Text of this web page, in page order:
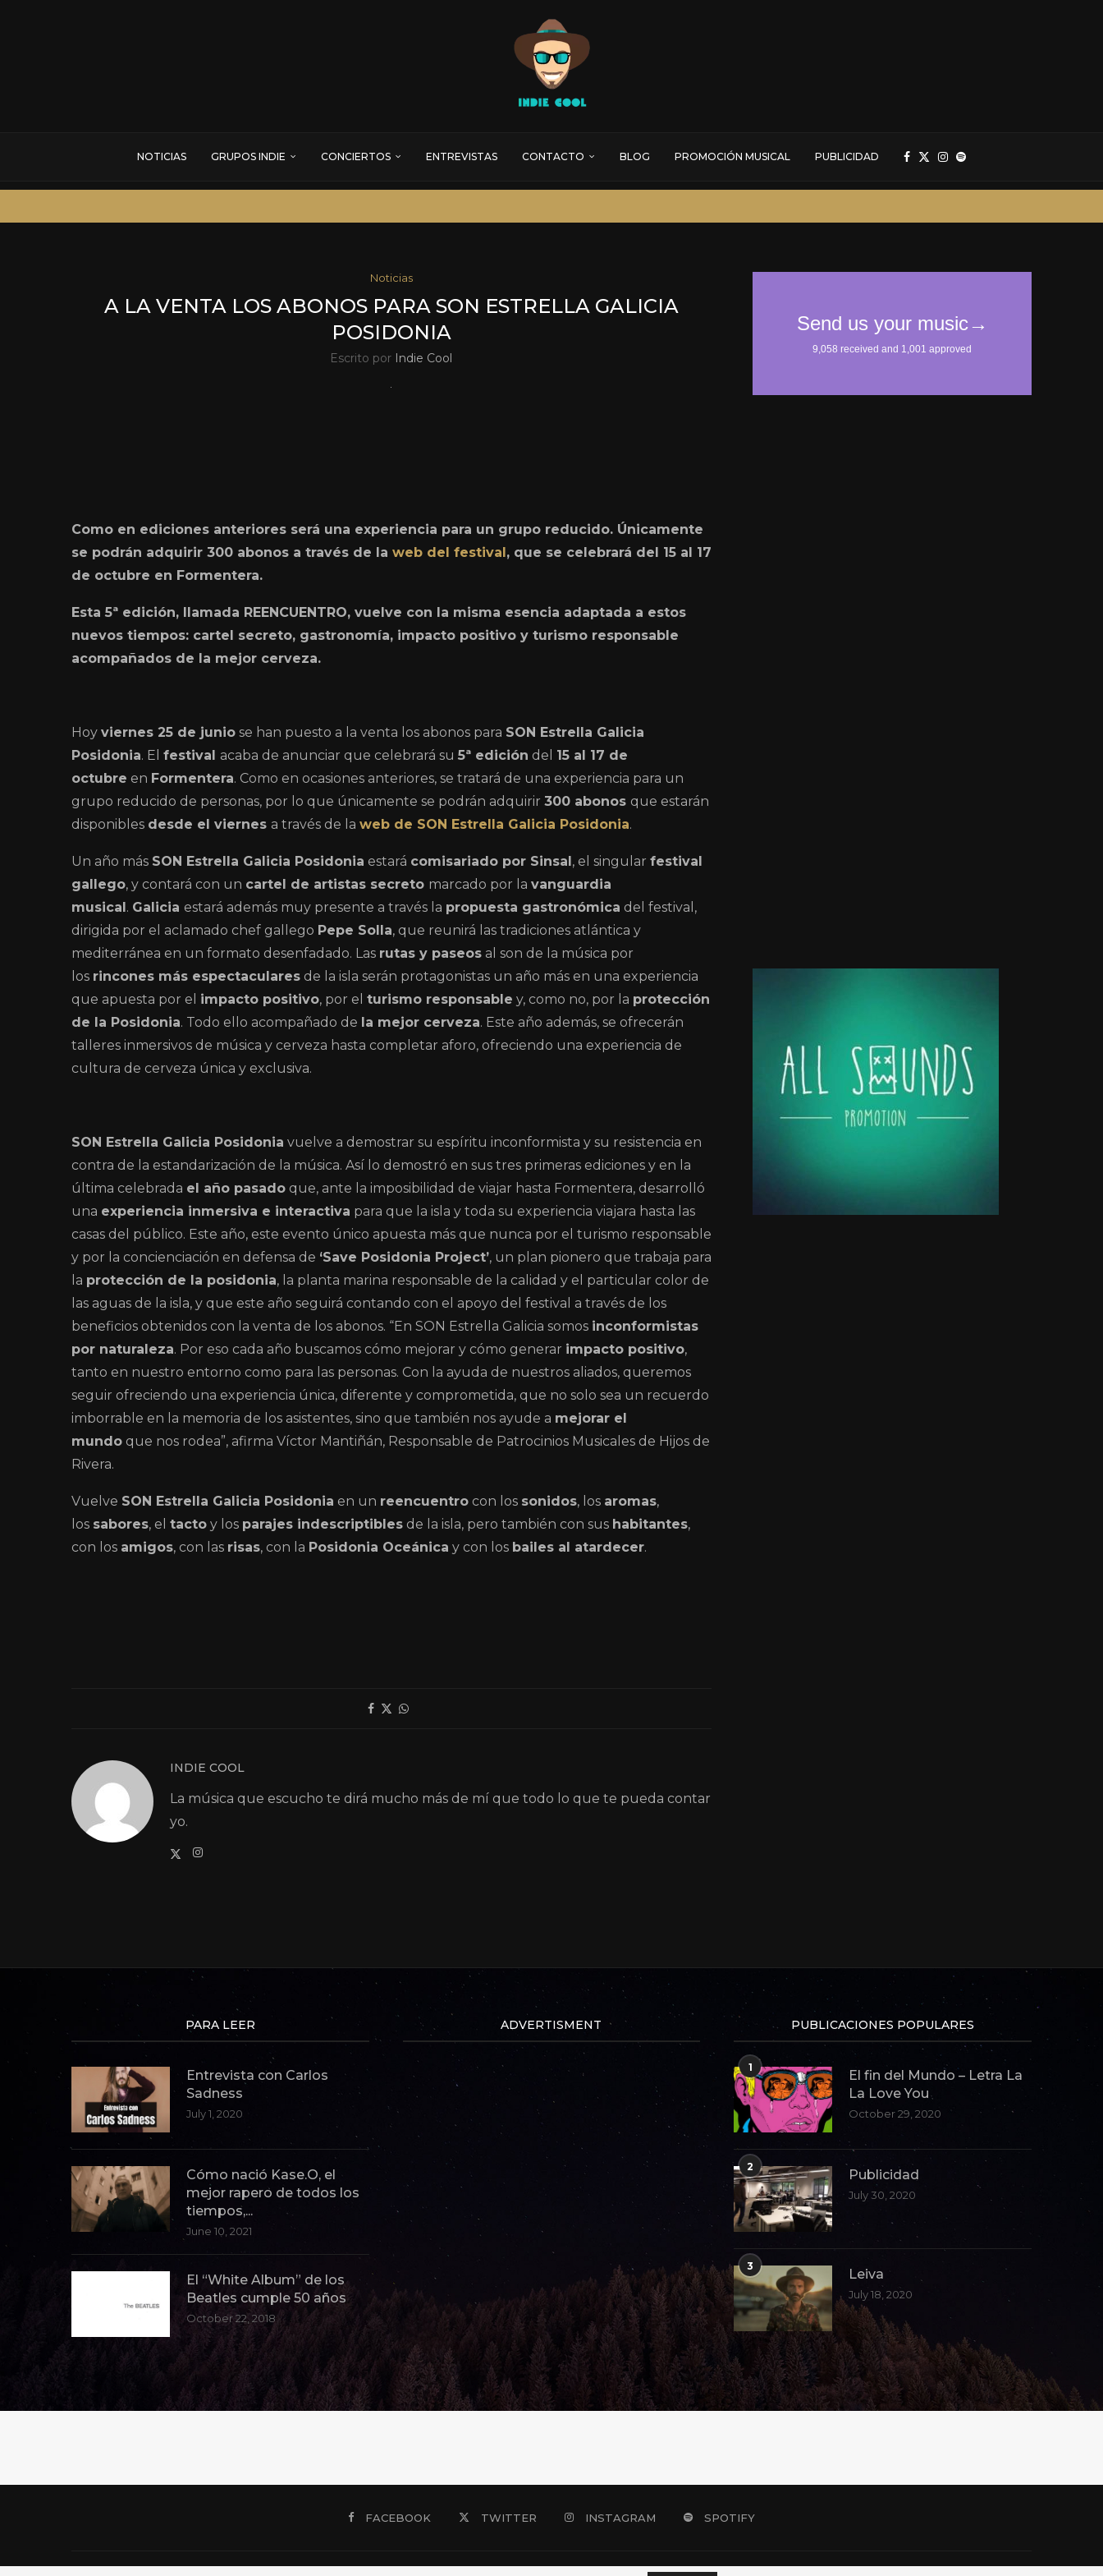
NOTICIAS GRUPOS INDIE CONCIERTOS ENTREVISTAS CONTACTO BLOG PROMOCIÓN MUSICAL PUBLICIDAD
Noticias
A LA VENTA LOS ABONOS PARA SON ESTRELLA GALICIA
POSIDONIA
Escrito por Indie Cool
Como en ediciones anteriores será una experiencia para un grupo reducido. Únicamente
se podrán adquirir 300 abonos a través de la web del festival , que se celebrará del 15 al 17
de octubre en Formentera.
Esta 5ª edición, llamada REENCUENTRO, vuelve con la misma esencia adaptada a estos
nuevos tiempos: cartel secreto, gastronomía, impacto positivo y turismo responsable
acompañados de la mejor cerveza.
Hoy viernes 25 de junio se han puesto a la venta los abonos para SON Estrella Galicia
Posidonia. El festival acaba de anunciar que celebrará su 5ª edición del 15 al 17 de
octubre en Formentera. Como en ocasiones anteriores, se tratará de una experiencia para un
grupo reducido de personas, por lo que únicamente se podrán adquirir 300 abonos que estarán
disponibles desde el viernes a través de la web de SON Estrella Galicia Posidonia.
Un año más SON Estrella Galicia Posidonia estará comisariado por Sinsal , el singular festival
gallego, y contará con un cartel de artistas secreto marcado por la vanguardia
musical . Galicia estará además muy presente a través la propuesta gastronómica del festival,
dirigida por el aclamado chef gallego Pepe Solla, que reunirá las tradiciones atlántica y
mediterránea en un formato desenfadado. Las rutas y paseos al son de la música por
los rincones más espectaculares de la isla serán protagonistas un año más en una experiencia
que apuesta por el impacto positivo, por el turismo responsable y, como no, por la protección
de la Posidonia. Todo ello acompañado de la mejor cerveza. Este año además, se ofrecerán
talleres inmersivos de música y cerveza hasta completar aforo, ofreciendo una experiencia de
cultura de cerveza única y exclusiva.
SON Estrella Galicia Posidonia vuelve a demostrar su espíritu inconformista y su resistencia en
contra de la estandarización de la música. Así lo demostró en sus tres primeras ediciones y en la
última celebrada el año pasado que, ante la imposibilidad de viajar hasta Formentera, desarrolló
una experiencia inmersiva e interactiva para que la isla y toda su experiencia viajara hasta las
casas del público. Este año, este evento único apuesta más que nunca por el turismo responsable
y por la concienciación en defensa de ‘Save Posidonia Project’, un plan pionero que trabaja para
la protección de la posidonia, la planta marina responsable de la calidad y el particular color de
las aguas de la isla, y que este año seguirá contando con el apoyo del festival a través de los
beneficios obtenidos con la venta de los abonos. “En SON Estrella Galicia somos inconformistas
por naturaleza. Por eso cada año buscamos cómo mejorar y cómo generar impacto positivo,
tanto en nuestro entorno como para las personas. Con la ayuda de nuestros aliados, queremos
seguir ofreciendo una experiencia única, diferente y comprometida, que no solo sea un recuerdo
imborrable en la memoria de los asistentes, sino que también nos ayude a mejorar el
mundo que nos rodea”, afirma Víctor Mantiñán, Responsable de Patrocinios Musicales de Hijos de
Rivera.
Vuelve SON Estrella Galicia Posidonia en un reencuentro con los sonidos, los aromas,
los sabores, el tacto y los parajes indescriptibles de la isla, pero también con sus habitantes,
con los amigos, con las risas, con la Posidonia Oceánica y con los bailes al atardecer.
INDIE COOL
La música que escucho te dirá mucho más de mí que todo lo que te pueda contar
yo.
PARA LEER
Entrevista con Carlos
Sadness
July 1, 2020
Cómo nació Kase.O, el
mejor rapero de todos los
tiempos,...
June 10, 2021
El “White Album” de los
Beatles cumple 50 años
October 22, 2018
ADVERTISMENT PUBLICACIONES POPULARES
1
El fin del Mundo – Letra La
La Love You
October 29, 2020
2
Publicidad
July 30, 2020
3
Leiva
July 18, 2020
FACEBOOK TWITTER INSTAGRAM SPOTIFY